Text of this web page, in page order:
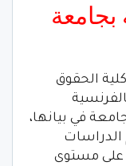
بجامعة
الحقوق
في بيانها،
على مستوى